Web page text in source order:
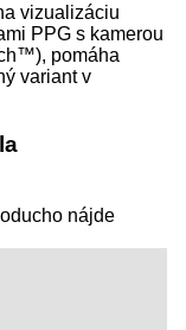
vizualizáciu
PPG s kamerou
pomáha
variant v
nájde